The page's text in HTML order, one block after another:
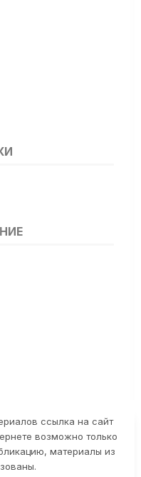
ссылка на сайт
возможно только
материалы из